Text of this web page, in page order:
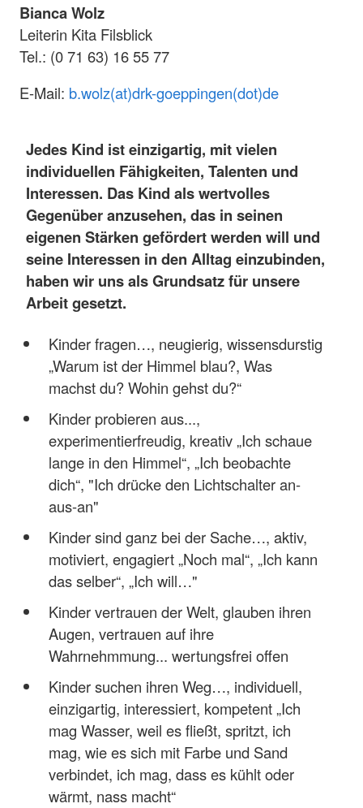
Bianca Wolz
Leiterin Kita Filsblick
Tel.: (0 71 63) 16 55 77
E-Mail: b.wolz(at)drk-goeppingen(dot)de
Jedes Kind ist einzigartig, mit vielen
individuellen Fähigkeiten, Talenten und
Interessen. Das Kind als wertvolles
Gegenüber anzusehen, das in seinen
eigenen Stärken gefördert werden will und
seine Interessen in den Alltag einzubinden,
haben wir uns als Grundsatz für unsere
Arbeit gesetzt.
Kinder fragen…, neugierig, wissensdurstig
„Warum ist der Himmel blau?, Was
machst du? Wohin gehst du?“
Kinder probieren aus...,
experimentierfreudig, kreativ „Ich schaue
lange in den Himmel“, „Ich beobachte
dich“, "Ich drücke den Lichtschalter an-
aus-an"
Kinder sind ganz bei der Sache…, aktiv,
motiviert, engagiert „Noch mal“, „Ich kann
das selber“, „Ich will…"
Kinder vertrauen der Welt, glauben ihren
Augen, vertrauen auf ihre
Wahrnehmmung... wertungsfrei offen
Kinder suchen ihren Weg…, individuell,
einzigartig, interessiert, kompetent „Ich
mag Wasser, weil es fließt, spritzt, ich
mag, wie es sich mit Farbe und Sand
verbindet, ich mag, dass es kühlt oder
wärmt, nass macht“